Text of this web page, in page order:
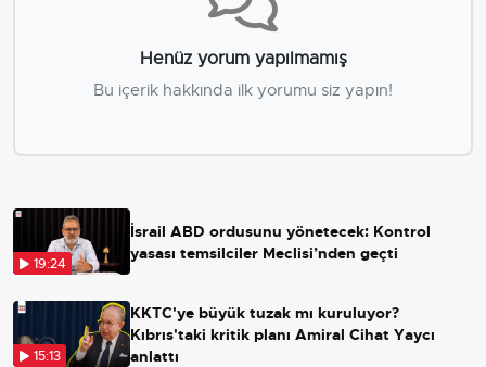
Henüz yorum yapılmamış
Bu içerik hakkında ilk yorumu siz yapın!
19:24
İsrail ABD ordusunu yönetecek: Kontrol
yasası temsilciler Meclisi’nden geçti
15:13
KKTC'ye büyük tuzak mı kuruluyor?
Kıbrıs'taki kritik planı Amiral Cihat Yaycı
anlattı